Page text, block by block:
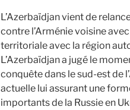
L’Azerbaïdjan vient de
contre l’Arménie voisine
territoriale avec la région
L’Azerbaïdjan a jugé le
conquête dans le sud-est de
actuelle lui assurant une
importants de la Russie en